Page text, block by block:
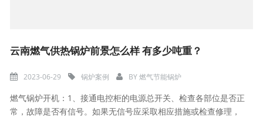
云南燃气供热锅炉前景怎么样 有多少吨重？
2023-06-29 锅炉案例 BY燃气节能锅炉
燃气锅炉开机：1、接通电控柜的电源总开关、检查各部位是否正
常，故障是否有信号。如果无信号应采取相应措施或检查修理，